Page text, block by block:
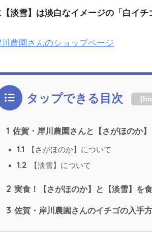
淡雪】は淡白なイメージの「白イ
農園さんのショップページ
タップできる目次 [
1 佐賀・岸川農園さんと【さがほのか
1.1 【さがほのか】について
1.2 【淡雪】について
2 実食！【さがほのか】と【淡雪】を
3 佐賀・岸川農園さんのイチゴの入手